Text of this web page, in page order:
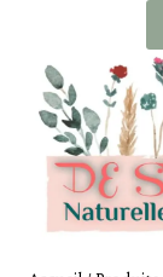
content